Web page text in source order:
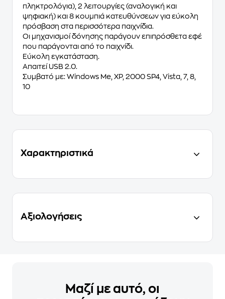
πληκτρολόγια), 2 λειτουργίες (αναλογική και
ψηφιακή) και 8 κουμπιά κατευθύνσεων για εύκολη
πρόσβαση στα περισσότερα παιχνίδια.
Οι μηχανισμοί δόνησης παράγουν επιπρόσθετα εφέ
που παράγονται από το παιχνίδι.
Εύκολη εγκατάσταση.
Απαιτεί USB 2.0.
Συμβατό με: Windows Me, XP, 2000 SP4, Vista, 7, 8,
10
Χαρακτηριστικά
Αξιολογήσεις
Μαζί με αυτό, οι